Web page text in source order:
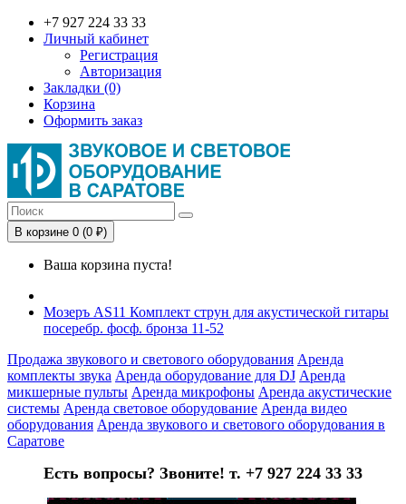
+7 927 224 33 33
Личный кабинет
Регистрация
Авторизация
Закладки (0)
Корзина
Оформить заказ
В корзине 0 (0 ₽)
Ваша корзина пуста!
Мозеръ AS11 Комплект струн для акустической гитары
посеребр. фосф. бронза 11-52
Продажа звукового и светового оборудования Аренда
комплекты звука Аренда оборудование для DJ Аренда
микшерные пульты Аренда микрофоны Аренда акустические
системы Аренда световое оборудование Аренда видео
оборудования Аренда звукового и светового оборудования в
Саратове
Есть вопросы? Звоните! т. +7 927 224 33 33